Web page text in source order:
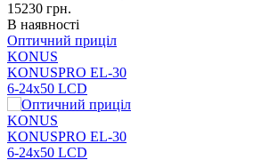
15230 грн.
В наявності
Оптичний приціл
KONUS
KONUSPRO EL-30
6-24x50 LCD